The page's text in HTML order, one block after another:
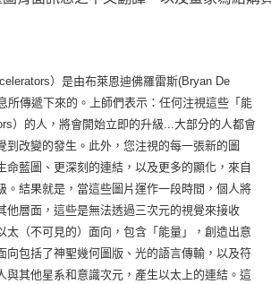
）是由布萊恩迪佛羅雷斯(Bryan De
所傳遞下來的。上師們表示：任何注視這些「能
）的人，將會開始立即的升級...大部分的人都會
到改變的發生。此外，您注視的每一張新的圖
命藍圖、更深刻的連結，以及更多的顯化，來自
。結果就是，當這些圖片運作一段時間，個人將
他層面，這些是無法透過三次元的視覺來接收
太（不可見的）面向，包含「能量」，創造出意
向包括了神聖幾何圖版、光的語言傳輸，以及符
與其他星系和意識次元，產生以太上的連結。這